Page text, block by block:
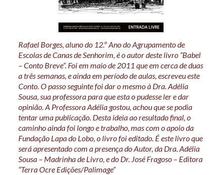
Rafael Borges, aluno do 12.º Ano do Agrupamento de
Escolas de Canas de Senhorim, é o autor deste livro ”Babel
– Conto Breve”. Foi em maio de 2011 que em cerca de duas
a três semanas, e ainda em período de aulas, escreveu este
Conto. O passo seguinte foi dar o mesmo à Dra. Adélia
Sousa, sua professora para que esta o pudesse ler e dar
opinião. A Professora Adélia gostou, achou que se podia
tentar uma publicação. Desta ideia ao resultado final, o
caminho ainda foi longo e trabalho, mas com o apoio da
Fundação Lapa do Lobo, o livro foi editado. É este livro que
será apresentado com a presença do Autor, da Dra. Adélia
Sousa – Madrinha de Livro, e do Dr. José Fragoso – Editora
“Terra Ocre Edições/Palimage”